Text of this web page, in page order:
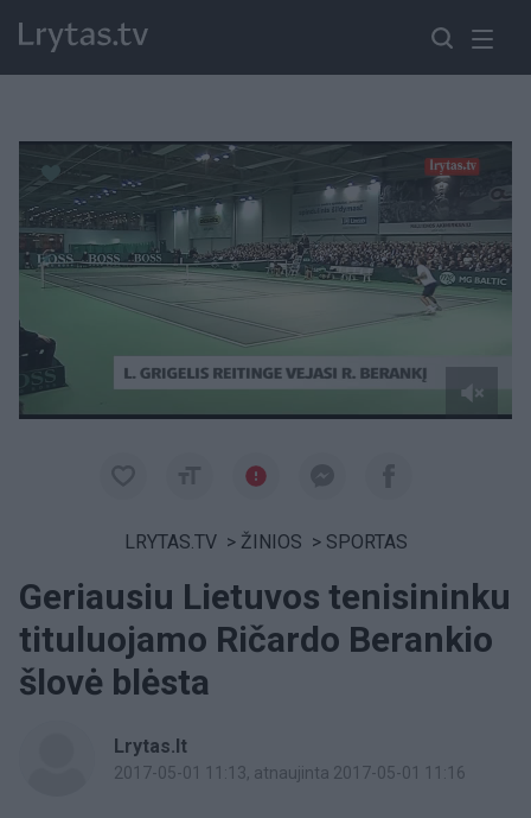
Paremkite Ukrainą
LRYTAS.TV > ŽINIOS > SPORTAS
Geriausiu Lietuvos tenisininku
tituluojamo Ričardo Berankio
šlovė blėsta
Lrytas.lt
2017-05-01 11:13, atnaujinta 2017-05-01 11:16